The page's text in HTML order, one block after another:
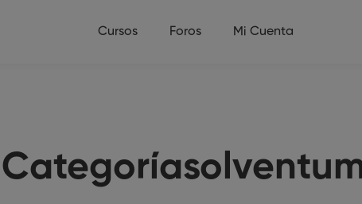
Cursos Foros Mi Cuenta